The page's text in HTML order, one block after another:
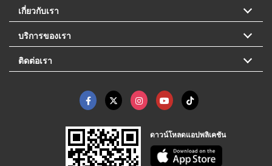
เกี่ยวกับเรา
บริการของเรา
ติดต่อเรา
ดาวน์โหลดแอปพลิเคชัน